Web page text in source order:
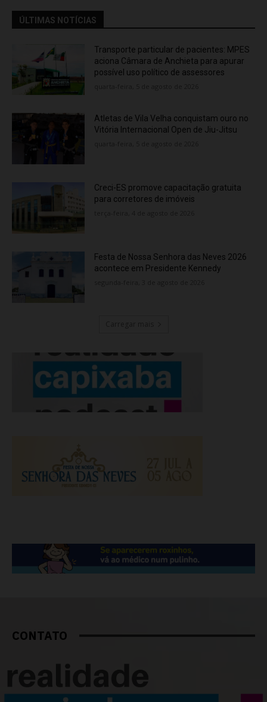
ÚLTIMAS NOTÍCIAS
Transporte particular de pacientes: MPES
aciona Câmara de Anchieta para apurar
possível uso político de assessores
Atletas de Vila Velha conquistam ouro no
Vitória Internacional Open de Jiu-Jitsu
Creci-ES promove capacitação gratuita
para corretores de imóveis
Festa de Nossa Senhora das Neves 2026
acontece em Presidente Kennedy
CONTATO